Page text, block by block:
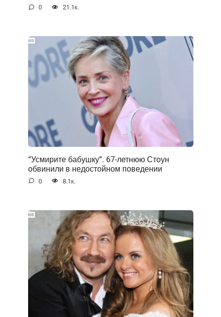
0 21.1к.
“Усмирите бабушку”. 67-летнюю Стоун
обвинили в недостойном поведении
0 8.1к.